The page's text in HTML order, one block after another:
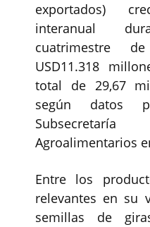
exportados)
interanual
cuatrimestre
USD11.318
total de 29,67
según datos
Agroalimentarios
Entre los
relevantes en su
semillas de